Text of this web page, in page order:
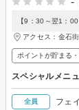
【9：30～翌1：
アクセス：金石
ポイントが貯まる
スペシャルメニ
全員 フェ